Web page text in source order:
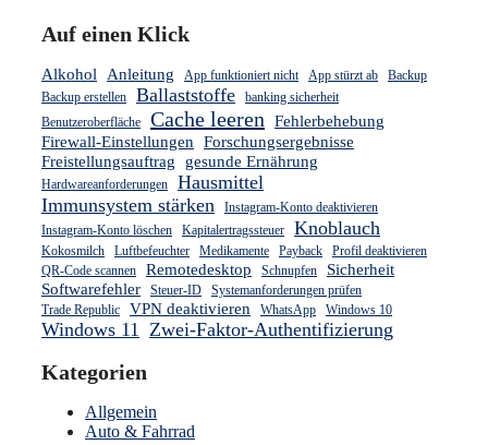
Auf einen Klick
Alkohol Anleitung App funktioniert nicht App stürzt ab
Backup
Backup erstellen
Ballaststoffe
banking sicherheit
Benutzeroberfläche
Cache leeren Fehlerbehebung
Firewall-Einstellungen Forschungsergebnisse
Freistellungsauftrag
gesunde Ernährung
Hardwareanforderungen
Hausmittel
Immunsystem stärken
Instagram-Konto deaktivieren
Instagram-Konto löschen
Kapitalertragssteuer Knoblauch
Kokosmilch Luftbefeuchter Medikamente Payback
Profil deaktivieren
QR-Code scannen
Remotedesktop Schnupfen
Sicherheit
Softwarefehler
Steuer-ID
Systemanforderungen prüfen
Trade Republic
VPN deaktivieren WhatsApp Windows 10
Windows 11 Zwei-Faktor-Authentifizierung
Kategorien
Allgemein
Auto & Fahrrad